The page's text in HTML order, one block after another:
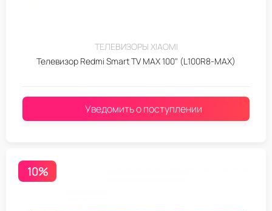
ТЕЛЕВИЗОРЫ XIAOMI
Телевизор Redmi Smart TV MAX 100" (L100R8-MAX)
Уведомить о поступлении
10%